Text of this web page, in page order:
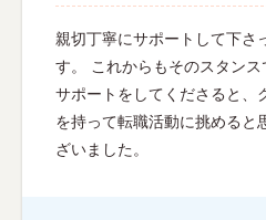
親切丁寧にサポートして下さ
す。 これからもそのスタン
サポートをしてくださると、
を持って転職活動に挑めると
ざいました。